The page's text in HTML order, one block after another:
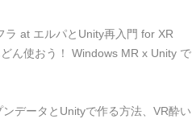
ラ at エルパとUnity再入門 for XR
ん使おう！ Windows MR x Unity で
データとUnityで作る方法、VR酔い